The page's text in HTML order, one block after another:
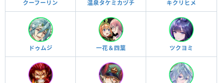
クーフーリン 温泉タケミカヅチ キクリヒメ
ドゥムジ 一花＆四葉 ツクヨミ